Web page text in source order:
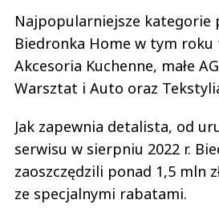
Najpopularniejsze kategorie
Biedronka Home w tym roku
Akcesoria Kuchenne, małe
Warsztat i Auto oraz
Jak zapewnia detalista, od
serwisu w sierpniu 2022 r.
zaoszczędzili ponad 1,5 mln
ze specjalnymi rabatami.